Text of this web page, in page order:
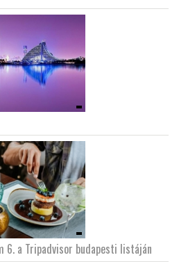
6. a Tripadvisor budapesti listáján